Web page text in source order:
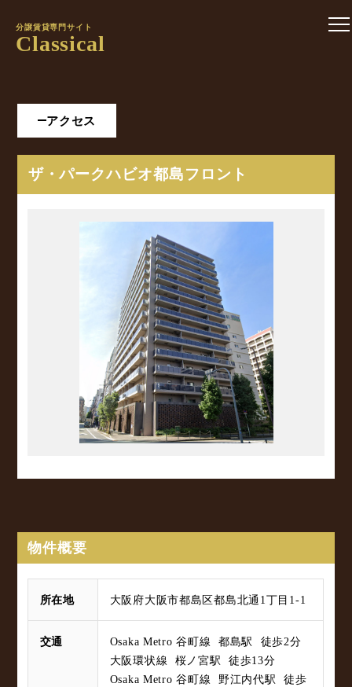
分譲賃貸専門サイト
Classical
アクセス
ザ・パークハビオ都島フロント
物件概要
所在地 大阪府大阪市都島区都島北通1丁目1-1
交通
Osaka Metro 谷町線 都島駅 徒歩2分
大阪環状線 桜ノ宮駅 徒歩13分
Osaka Metro 谷町線 野江内代駅 徒歩